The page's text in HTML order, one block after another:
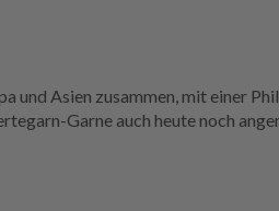
Asien zusammen, mit einer
Garne auch heute noch